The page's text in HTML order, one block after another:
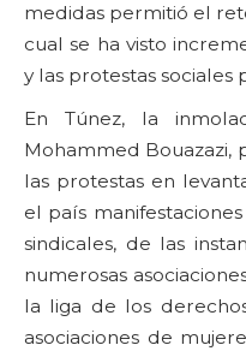
medidas permitió el
cual se ha visto
y las protestas sociales
En Túnez, la
Mohammed Bouazazi,
las protestas en
el país
sindicales, de las
numerosas
la liga de los
asociaciones de